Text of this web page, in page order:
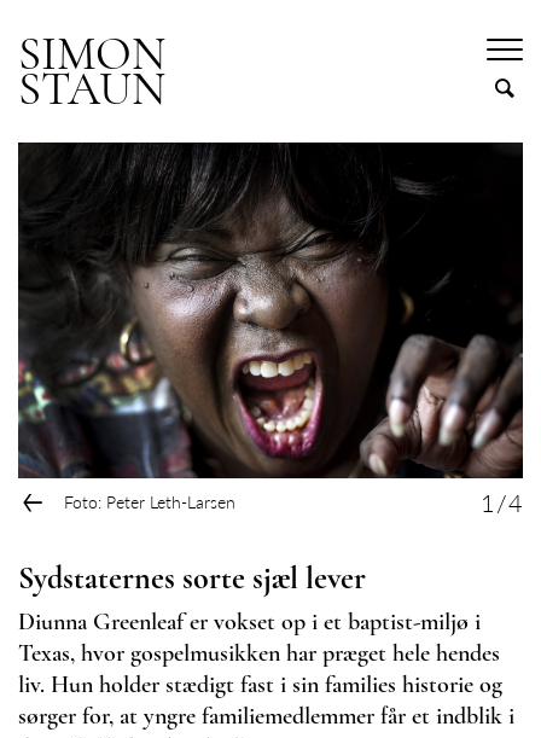
SIMON
STAUN
← Foto: Peter Leth-Larsen 1 /4
Sydstaternes sorte sjæl lever
Diunna Greenleaf er vokset op i et baptist-miljø i
Texas, hvor gospelmusikken har præget hele hendes
liv. Hun holder stædigt fast i sin families historie og
sørger for, at yngre familiemedlemmer får et indblik i